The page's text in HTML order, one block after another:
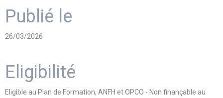
Publié le
26/03/2026
Eligibilité
Eligible au Plan de Formation, ANFH et OPCO - Non finançable au